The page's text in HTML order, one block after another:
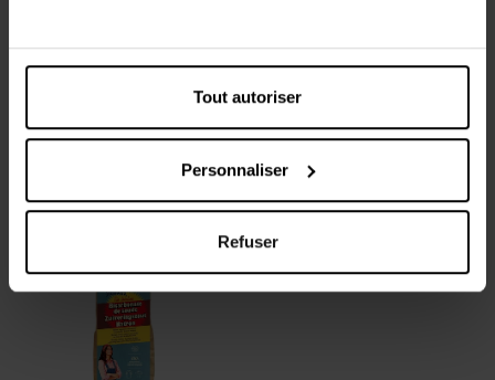
Tout autoriser
Personnaliser
Refuser
Produit d'entretien Pain de savon